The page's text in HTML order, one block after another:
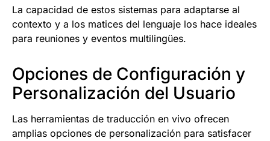
La capacidad de estos sistemas para adaptarse al
contexto y a los matices del lenguaje los hace ideales
para reuniones y eventos multilingües.
Opciones de Configuración y
Personalización del Usuario
Las herramientas de traducción en vivo ofrecen
amplias opciones de personalización para satisfacer